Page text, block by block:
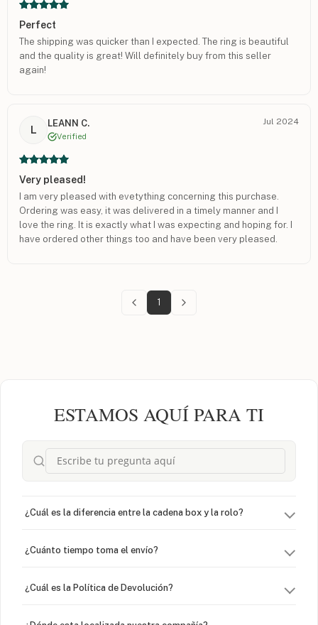
Perfect
The shipping was quicker than I expected. The ring is beautiful
and the quality is great! Will definitely buy from this seller
again!
L
LEANN C.
Verified
Jul 2024
Very pleased!
I am very pleased with evetything concerning this purchase.
Ordering was easy, it was delivered in a timely manner and I
love the ring. It is exactly what I was expecting and hoping for. I
have ordered other things too and have been very pleased.
1
ESTAMOS AQUÍ PARA TI
¿Cuál es la diferencia entre la cadena box y la rolo?
¿Cuánto tiempo toma el envío?
¿Cuál es la Política de Devolución?